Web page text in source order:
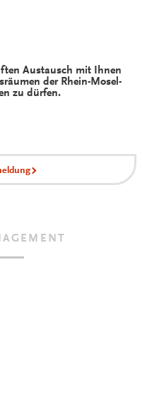
Austausch mit Ihnen
der Rhein-Mosel-
zu dürfen.